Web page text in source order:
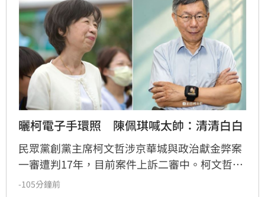
2小時前
高溫重創雞蛋產量　最快要等
到9月才回穩
2小時前
7月營收寫同期次高　聯寶訂單
3小時前
曬柯電子手環照　陳佩琪喊太帥：清清白白
民眾黨創黨主席柯文哲涉京華城與政治獻金弊案
一審遭判17年，目前案件上訴二審中。柯文哲昨
赴派出所更換科技設備，並將電子手環拿來拍形
-105分鐘前